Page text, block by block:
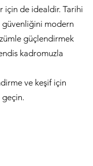
için de idealdir. Tarihi
güvenliğini modern
güçlendirmek
kadromuzla
ve keşif için